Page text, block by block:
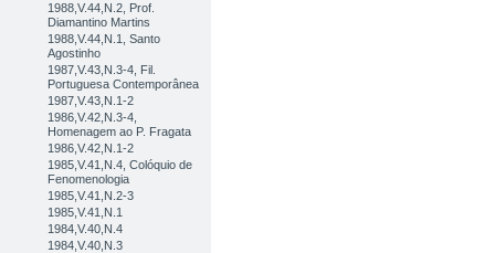
1988,V.44,N.2, Prof.
Diamantino Martins
1988,V.44,N.1, Santo
Agostinho
1987,V.43,N.3-4, Fil.
Portuguesa Contemporânea
1987,V.43,N.1-2
1986,V.42,N.3-4,
Homenagem ao P. Fragata
1986,V.42,N.1-2
1985,V.41,N.4, Colóquio de
Fenomenologia
1985,V.41,N.2-3
1985,V.41,N.1
1984,V.40,N.4
1984,V.40,N.3